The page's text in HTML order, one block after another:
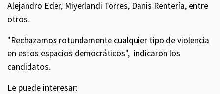
Alejandro Eder, Miyerlandi Torres, Danis Rentería, entre
otros.
"Rechazamos rotundamente cualquier tipo de violencia
en estos espacios democráticos", indicaron los
candidatos.
Le puede interesar: